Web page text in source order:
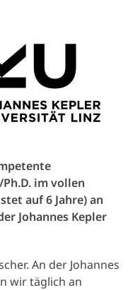
im vollen
auf 6 Jahre) an
Johannes Kepler
An der Johannes
wir täglich an